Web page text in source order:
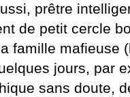
prêtre
de petit cercle
famille mafieuse
jours, par
sans doute,